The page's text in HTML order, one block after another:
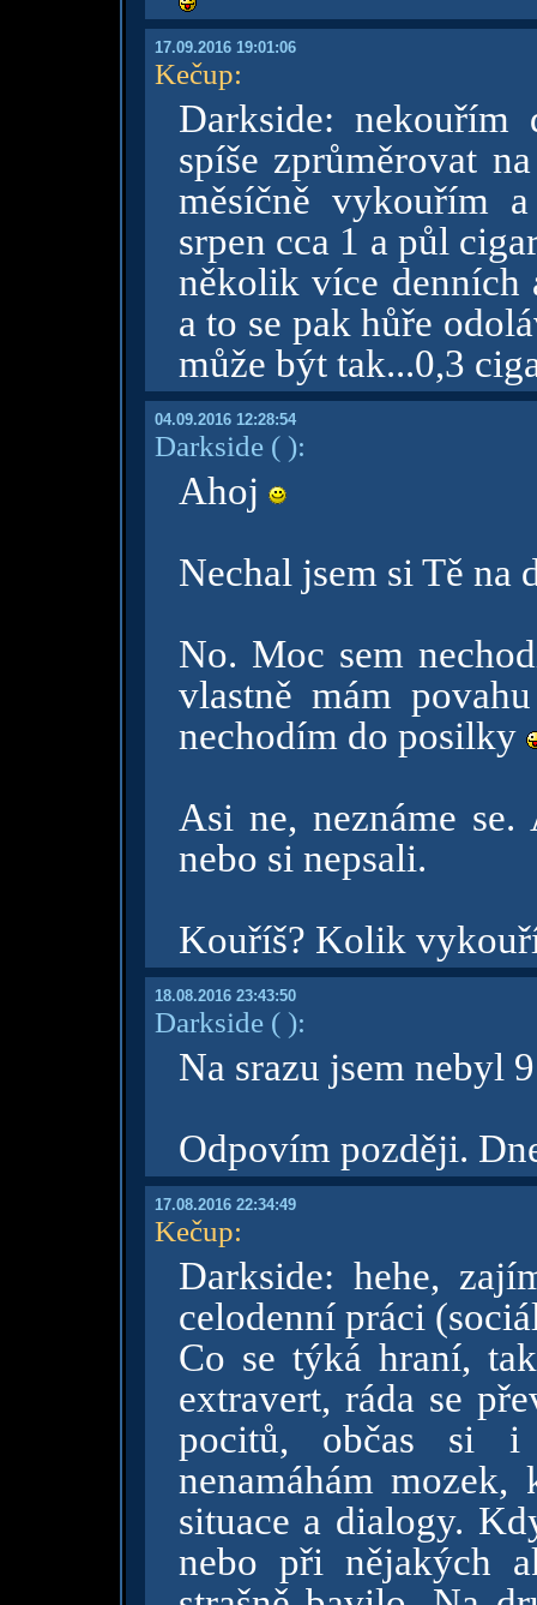
17.09.2016 19:01:06
Kečup:
Darkside: nekouřím
spíše zprůměrovat
měsíčně vykouřím
srpen cca 1 a půl
několik více denních
a to se pak hůře
může být tak...0,3
04.09.2016 12:28:54
Darkside( ):
Ahoj
Nechal jsem si Tě na
No. Moc sem
vlastně mám
nechodím do posilky
Asi ne, neznáme
nebo si nepsali.
Kouříš? Kolik
18.08.2016 23:43:50
Darkside( ):
Na srazu jsem nebyl
Odpovím později.
17.08.2016 22:34:49
Kečup:
Darkside: hehe,
celodenní práci
Co se týká hraní,
extravert, ráda se
pocitů, občas si
nenamáhám mozek,
situace a dialogy.
nebo při nějakých